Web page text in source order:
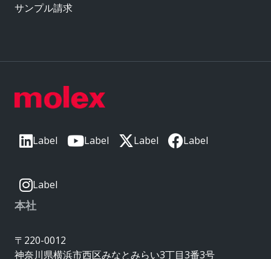
Label Label Label Label
Label
本社
〒220-0012
神奈川県横浜市西区みなとみらい3丁目3番3号
サンプル請求